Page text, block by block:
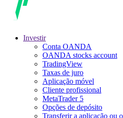
Investir
Conta OANDA
OANDA stocks account
TradingView
Taxas de juro
Aplicação móvel
Cliente profissional
MetaTrader 5
Opções de depósito
Transferir a aplicação ou